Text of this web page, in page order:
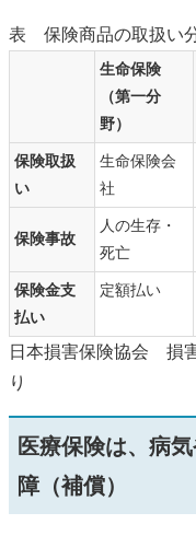
表 保険商品の取扱い
生命保険
（第一分
野）
保険取扱
い
生命保険会
社
保険事故
人の生存・
死亡
保険金支
払い
定額払い
日本損害保険協会 損
り
医療保険は、病
障（補償）